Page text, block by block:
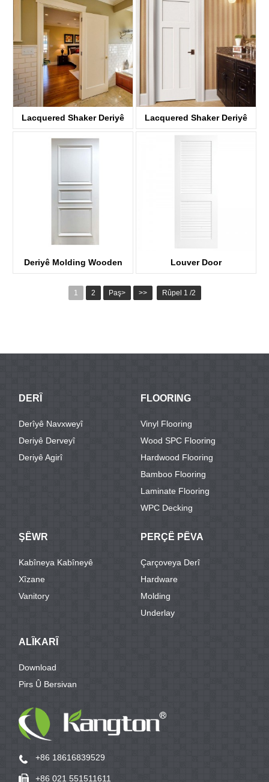
Lacquered Shaker Deriyê
darîn
Lacquered Shaker Deriyê
KDP03D-S
Deriyê Molding Wooden Louver Door
1 2 Paş> >> Rûpel 1 /2
DERÎ
Derîyê Navxweyî
Deriyê Derveyî
Deriyê Agirî
FLOORING
Vinyl Flooring
Wood SPC Flooring
Hardwood Flooring
Bamboo Flooring
Laminate Flooring
WPC Decking
ŞÊWR
Kabîneya Kabîneyê
Xîzane
Vanitory
PERÇÊ PÊVA
Çarçoveya Derî
Hardware
Molding
Underlay
ALÎKARÎ
Download
Pirs Û Bersivan
+86 18616839529
+86 021 551511611